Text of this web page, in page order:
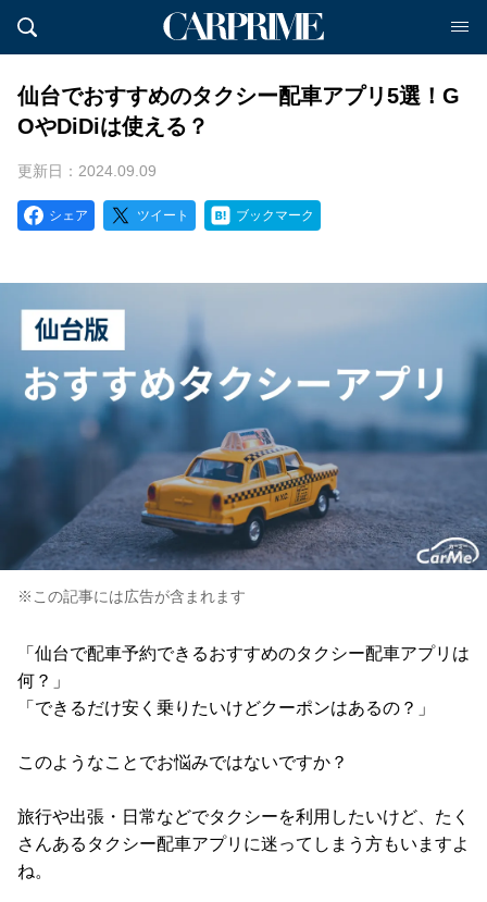
仙台でおすすめのタクシー配車アプリ5選！G
OやDiDiは使える？
更新日：2024.09.09
シェア ツイート ブックマーク
※この記事には広告が含まれます
「仙台で配車予約できるおすすめのタクシー配車アプリは
何？」
「できるだけ安く乗りたいけどクーポンはあるの？」
このようなことでお悩みではないですか？
旅行や出張・日常などでタクシーを利用したいけど、たく
さんあるタクシー配車アプリに迷ってしまう方もいますよ
ね。